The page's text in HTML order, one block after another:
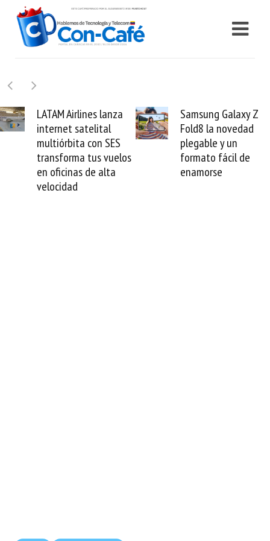
Samsung Galaxy Z
Fold8 la novedad
plegable y un
formato fácil de
enamorse
Cashea levanta 100
millones de dólares y
valida el crédito del
venezolano ante el
mundo